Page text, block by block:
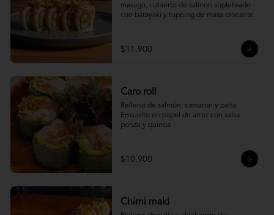
masago, cubierto de salmon sopleteado
con batayaki y topping de masa crocante.
$11.900
Caro roll
Relleno de salmón, camaron y palta.
Envuelto en papel de arroz con salsa
ponzu y quinoa
$10.900
Chimi maki